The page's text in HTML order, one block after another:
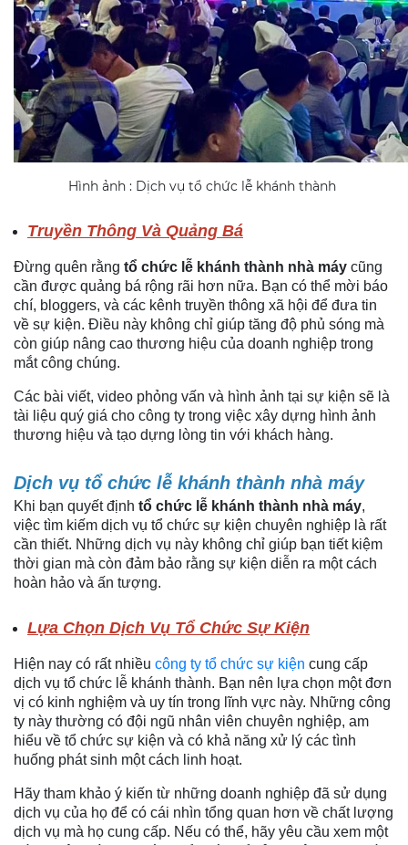
Hình ảnh : Dịch vụ tổ chức lễ khánh thành
Truyền Thông Và Quảng Bá
Đừng quên rằng tổ chức lễ khánh thành nhà máy cũng
cần được quảng bá rộng rãi hơn nữa. Bạn có thể mời báo
chí, bloggers, và các kênh truyền thông xã hội để đưa tin
về sự kiện. Điều này không chỉ giúp tăng độ phủ sóng mà
còn giúp nâng cao thương hiệu của doanh nghiệp trong
mắt công chúng.
Các bài viết, video phỏng vấn và hình ảnh tại sự kiện sẽ là
tài liệu quý giá cho công ty trong việc xây dựng hình ảnh
thương hiệu và tạo dựng lòng tin với khách hàng.
Dịch vụ tổ chức lễ khánh thành nhà máy
Khi bạn quyết định tổ chức lễ khánh thành nhà máy,
việc tìm kiếm dịch vụ tổ chức sự kiện chuyên nghiệp là rất
cần thiết. Những dịch vụ này không chỉ giúp bạn tiết kiệm
thời gian mà còn đảm bảo rằng sự kiện diễn ra một cách
hoàn hảo và ấn tượng.
Lựa Chọn Dịch Vụ Tổ Chức Sự Kiện
Hiện nay có rất nhiều công ty tổ chức sự kiện cung cấp
dịch vụ tổ chức lễ khánh thành. Bạn nên lựa chọn một đơn
vị có kinh nghiệm và uy tín trong lĩnh vực này. Những công
ty này thường có đội ngũ nhân viên chuyên nghiệp, am
hiểu về tổ chức sự kiện và có khả năng xử lý các tình
huống phát sinh một cách linh hoạt.
Hãy tham khảo ý kiến từ những doanh nghiệp đã sử dụng
dịch vụ của họ để có cái nhìn tổng quan hơn về chất lượng
dịch vụ mà họ cung cấp. Nếu có thể, hãy yêu cầu xem một